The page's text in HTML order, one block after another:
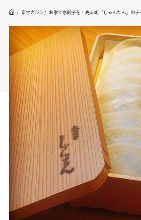
京マガジン お家で水餃子を！先斗町「しゃんたん」のテ